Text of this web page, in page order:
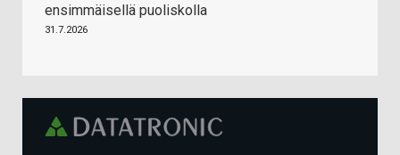
ensimmäisellä puoliskolla
31.7.2026